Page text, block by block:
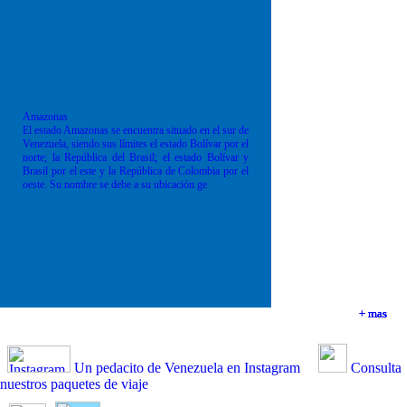
+ mas
+ mas
+ mas
Amazonas
El estado Amazonas se encuentra situado en el sur de
Venezuela, siendo sus límites el estado Bolívar por el
norte; la República del Brasil; el estado Bolívar y
Brasil por el este y la República de Colombia por el
oeste. Su nombre se debe a su ubicación ge
+ mas
Un pedacito de Venezuela en Instagram
Consulta
nuestros paquetes de viaje